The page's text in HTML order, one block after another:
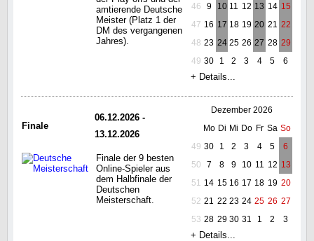
46
9 10 11 12 13 14 15
47 16 17 18 19 20 21 22
48 23 24 25 26 27 28 29
49 30 1 2 3 4 5 6
amtierende Deutsche
Meister (Platz 1 der
DM des vergangenen
Jahres).
+ Details...
Finale
06.12.2026 -
13.12.2026
Dezember 2026
Mo Di Mi Do Fr Sa So
49 30 1 2 3 4 5
6
50
7 8 9 10 11 12 13
51 14 15 16 17 18 19 20
52 21 22 23 24 25 26 27
53 28 29 30 31 1 2 3
Finale der 9 besten
Online-Spieler aus
dem Halbfinale der
Deutschen
Meisterschaft.
+ Details...